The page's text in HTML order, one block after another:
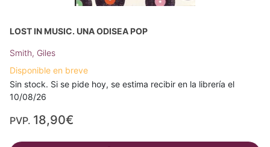
LOST IN MUSIC. UNA ODISEA POP
Smith, Giles
Disponible en breve
Sin stock. Si se pide hoy, se estima recibir en la librería el
10/08/26
PVP. 18,90€